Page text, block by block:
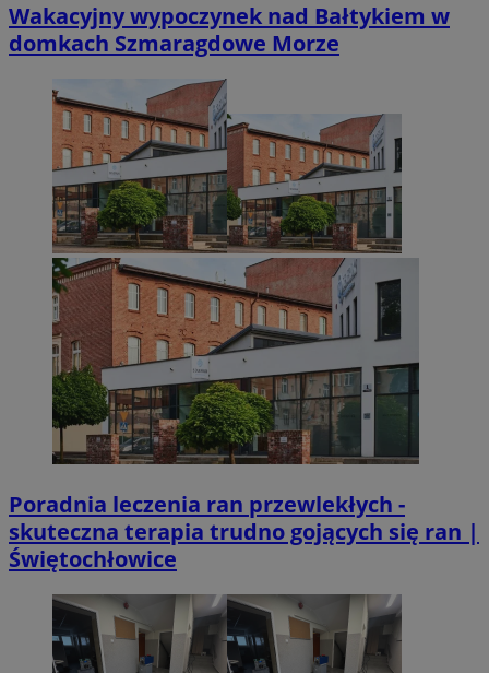
Wakacyjny wypoczynek nad Bałtykiem w
domkach Szmaragdowe Morze
Poradnia leczenia ran przewlekłych -
skuteczna terapia trudno gojących się ran |
Świętochłowice